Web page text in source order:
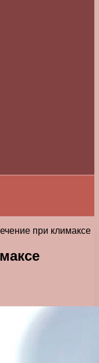
при климаксе